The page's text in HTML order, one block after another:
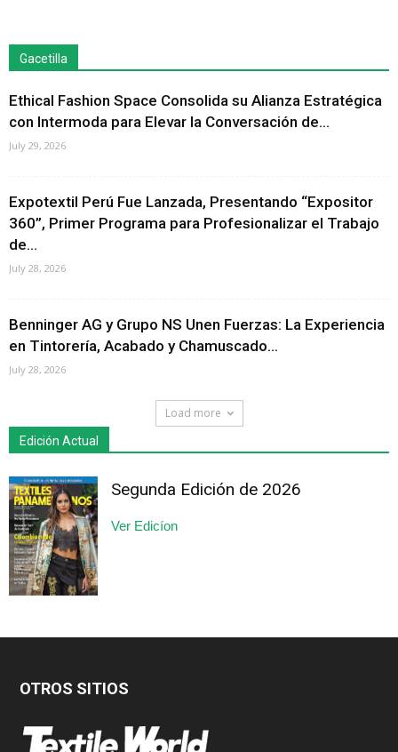
Gacetilla
Ethical Fashion Space Consolida su Alianza Estratégica
con Intermoda para Elevar la Conversación de...
July 29, 2026
Expotextil Perú Fue Lanzada, Presentando “Expositor
360”, Primer Programa para Profesionalizar el Trabajo
de...
July 28, 2026
Benninger AG y Grupo NS Unen Fuerzas: La Experiencia
en Tintorería, Acabado y Chamuscado...
July 28, 2026
Load more
Edición Actual
Segunda Edición de 2026
Ver Edicíon
OTROS SITIOS